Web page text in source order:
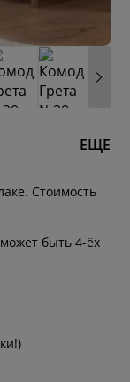
ЕЩЕ
Стоимость
быть 4-ёх